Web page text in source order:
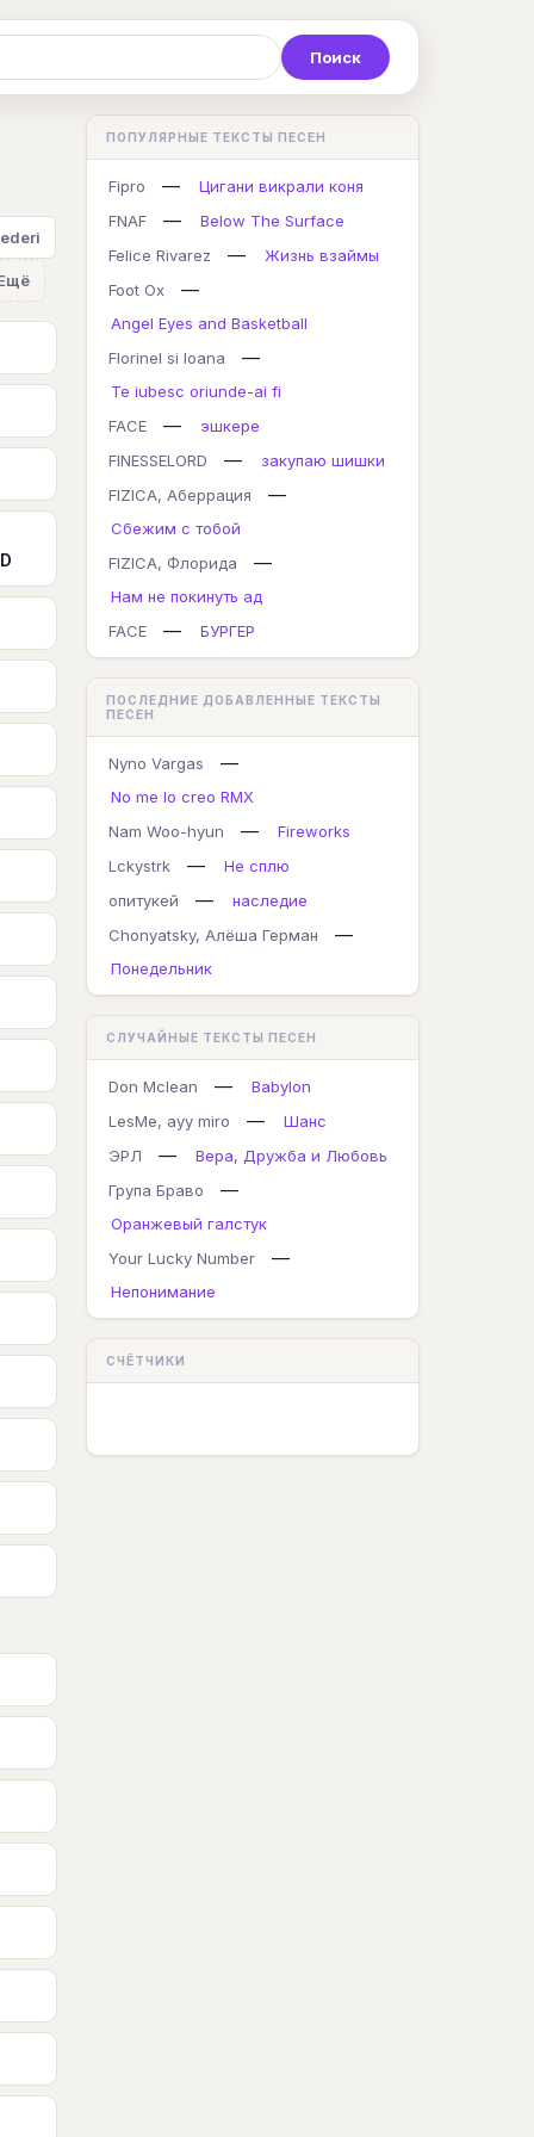
С Т У Ф Х Ц
L M N O P Q
ПОПУЛЯРНЫЕ ТЕКСТЫ ПЕСЕН
Fipro —
Цигани викрали коня
FNAF
—
Below The Surface
Felice Rivarez
—
Жизнь взаймы
Foot Ox
—
Angel Eyes and Basketball
Florinel si Ioana
—
Te iubesc oriunde-ai fi
FACE
—
эшкере
FINESSELORD
—
закупаю шишки
FIZICA, Аберрация
—
Сбежим с тобой
FIZICA, Флорида
—
Нам не покинуть ад
FACE
— БУРГЕР
ПОСЛЕДНИЕ ДОБАВЛЕННЫЕ ТЕКСТЫ
ПЕСЕН
Nyno Vargas —
No me lo creo RMX
Nam Woo-hyun
—
Fireworks
Lckystrk
—
Не сплю
опитукей
—
наследие
Chonyatsky, Алёша Герман
—
Понедельник
СЛУЧАЙНЫЕ ТЕКСТЫ ПЕСЕН
Don Mclean —
Babylon
LesMe, ayy miro
—
Шанс
ЭРЛ
—
Вера, Дружба и Любовь
Група Браво
—
Оранжевый галстук
Your Lucky Number
—
Непонимание
СЧЁТЧИКИ